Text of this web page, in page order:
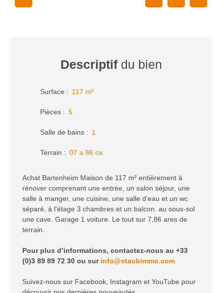
Descriptifdu bien
Surface : 117 m²
Pièces : 5
Salle de bains : 1
Terrain : 07 a 86 ca
Achat Bartenheim Maison de 117 m² entièrement à
rénover comprenant une entrée, un salon séjour, une
salle à manger, une cuisine, une salle d'eau et un wc
séparé, à l'étage 3 chambres et un balcon. au sous-sol
une cave. Garage 1 voiture. Le tout sur 7,86 ares de
terrain.
Pour plus d’informations, contactez-nous au +33
(0)3 89 89 72 30 ou sur info@staubimmo.com
Suivez-nous sur Facebook, Instagram et YouTube pour